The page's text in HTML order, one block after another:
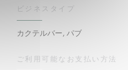
ビジネスタイプ
カクテルバー, パブ
ご利用可能なお支払い方法